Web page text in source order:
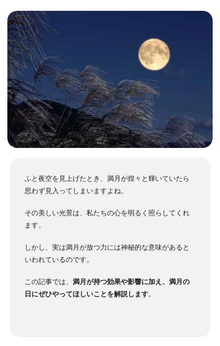
ふと夜空を見上げたとき、満月が煌々と輝いていたら
思わず見入ってしまいますよね。
その美しい光景は、私たちの心を明るく照らしてくれ
ます。
しかし、実は満月が放つ力には神秘的な意味があると
いわれているのです。
この記事では、 満月が持つ効果や影響に加え、満月の
日にぜひやってほしいことを解説します。